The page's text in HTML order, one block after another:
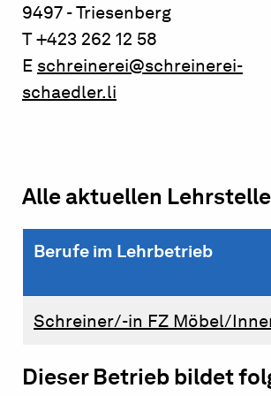
9497 - Triesenberg
T +423 262 12 58
E schreinerei@schreinerei-
schaedler.li
Alle aktuellen
Berufe im Lehrbetrieb
Schreiner/-in FZ Möbel/
Dieser Betrieb bildet